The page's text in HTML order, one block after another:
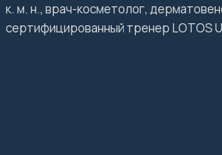
к. м. н., врач-косметолог,
сертифицированный тренер LOTOS